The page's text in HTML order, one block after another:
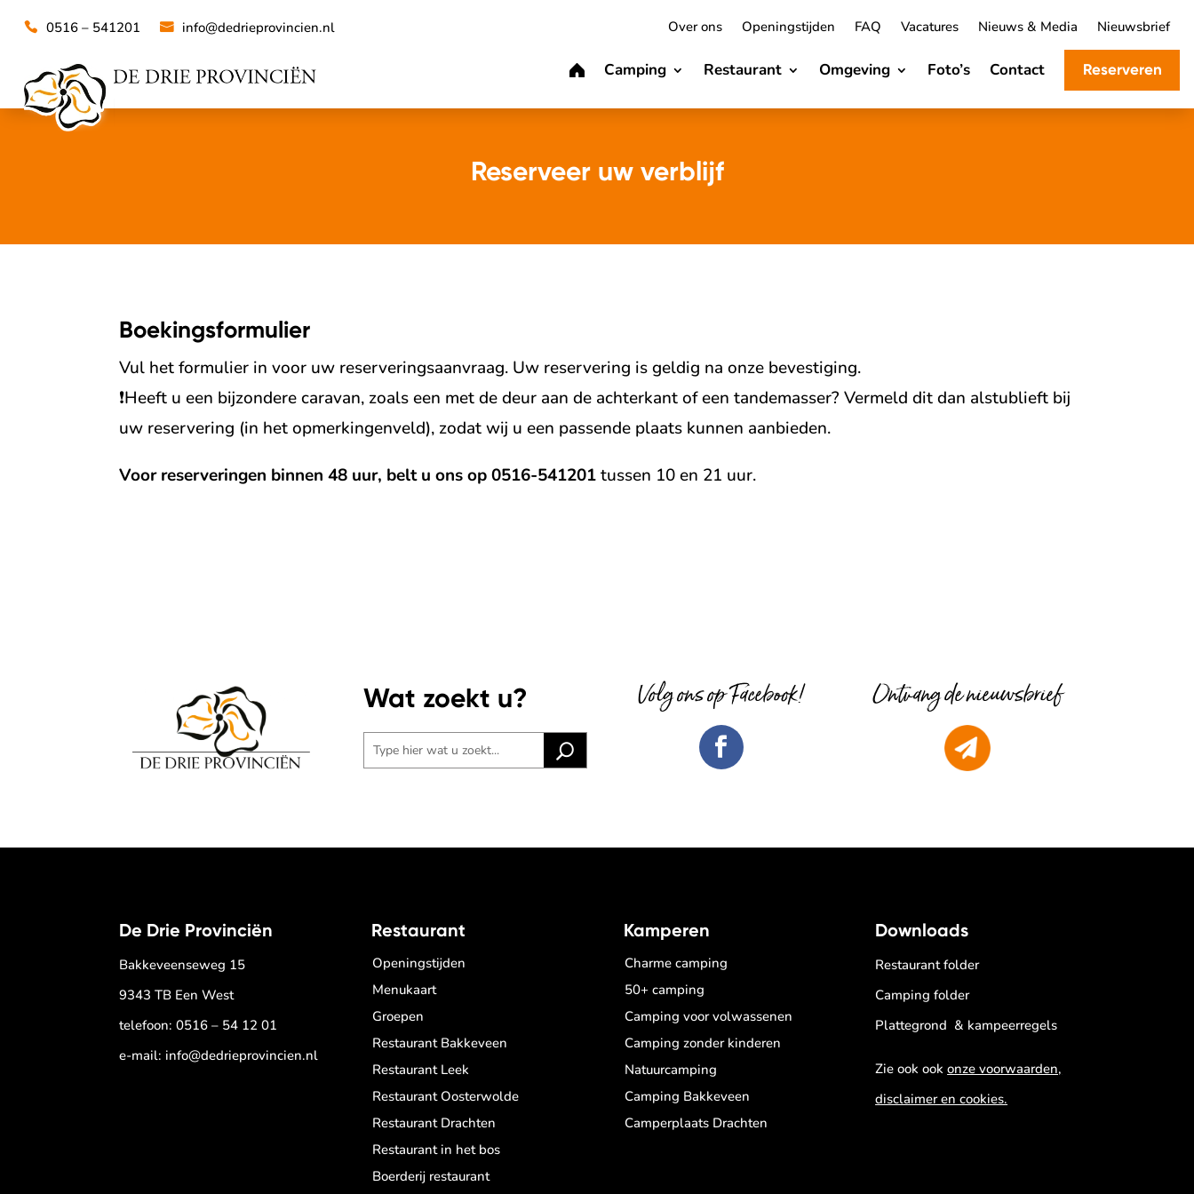
0516 – 541201 info@dedrieprovincien.nl Over ons Openingstijden FAQ Vacatures Nieuws & Media Nieuwsbrief
Camping Restaurant Omgeving Foto’s Contact Reserveren
Reserveer uw verblijf
Boekingsformulier
Vul het formulier in voor uw reserveringsaanvraag. Uw reservering is geldig na onze bevestiging.
❗Heeft u een bijzondere caravan, zoals een met de deur aan de achterkant of een tandemasser? Vermeld dit dan alstublieft bij
uw reservering (in het opmerkingenveld), zodat wij u een passende plaats kunnen aanbieden.
Voor reserveringen binnen 48 uur, belt u ons op 0516-541201 tussen 10 en 21 uur.
Wat zoekt u? Volg ons op Facebook! Ontvang de nieuwsbrief
De Drie Provinciën
Bakkeveenseweg 15
9343 TB Een West
telefoon:0516 – 54 12 01
e-mail: info@dedrieprovincien.nl
Restaurant
Openingstijden
Menukaart
Groepen
Restaurant Bakkeveen
Restaurant Leek
Restaurant Oosterwolde
Restaurant Drachten
Restaurant in het bos
Boerderij restaurant
Kamperen
Charme camping
50+ camping
Camping voor volwassenen
Camping zonder kinderen
Natuurcamping
Camping Bakkeveen
Camperplaats Drachten
Downloads
Restaurant folder
Camping folder
Plattegrond & kampeerregels
Zie ook ookonze voorwaarden,
disclaimer en cookies.